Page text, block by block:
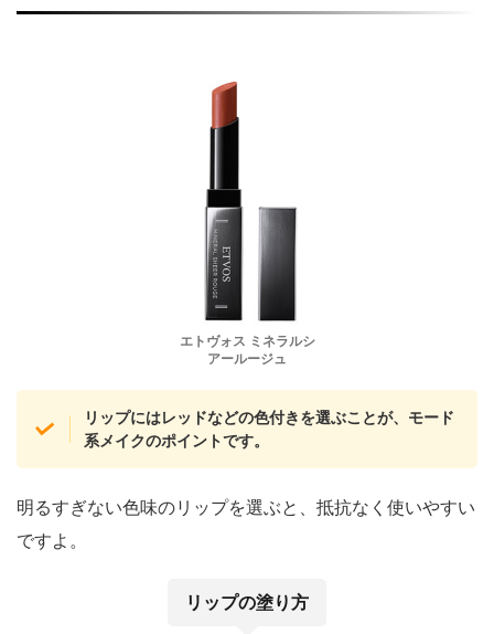
エトヴォス ミネラルシ
アールージュ
リップにはレッドなどの色付きを選ぶことが、モード
系メイクのポイントです。
明るすぎない色味のリップを選ぶと、抵抗なく使いやすい
ですよ。
リップの塗り方